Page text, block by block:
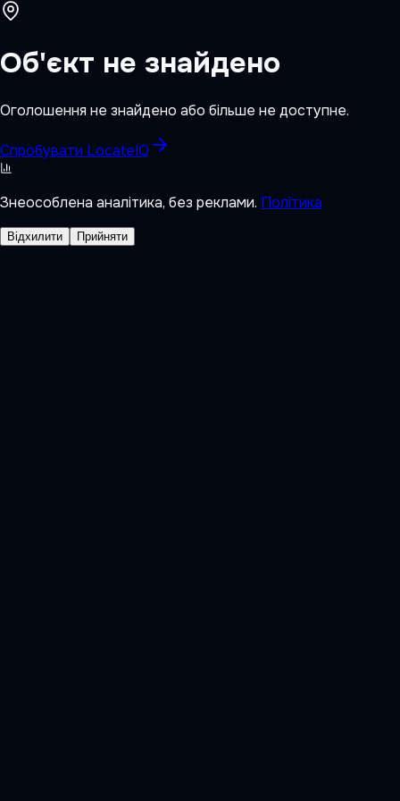
Об'єкт не знайдено
Оголошення не знайдено або більше не доступне.
Спробувати LocateIQ
Знеособлена аналітика, без реклами. Політика
Відхилити Прийняти